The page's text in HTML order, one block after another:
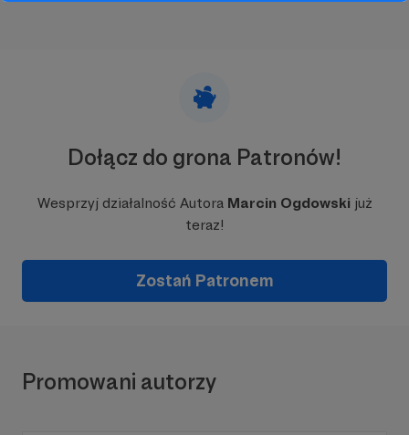
Dołącz do grona Patronów!
Wesprzyj działalność Autora Marcin Ogdowski już
teraz!
Zostań Patronem
Promowani autorzy